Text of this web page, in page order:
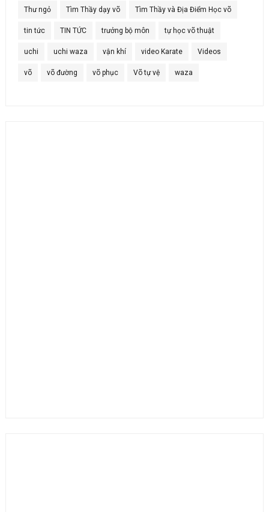
Thư ngỏ Tìm Thầy dạy võ Tìm Thầy và Địa Điểm Học võ
tin tức TIN TỨC trưởng bộ môn tự học võ thuật
uchi uchi waza vận khí video Karate Videos
võ võ đường võ phục Võ tự vệ waza